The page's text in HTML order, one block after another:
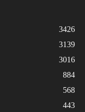
3426
3139
3016
884
568
443